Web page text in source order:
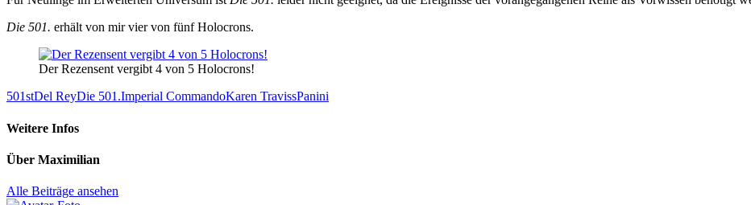
Die 501. erhält von mir vier von fünf Holocrons.
Der Rezensent vergibt 4 von 5 Holocrons!
501stDel ReyDie 501.Imperial CommandoKaren TravissPanini
Weitere Infos
Über Maximilian
Alle Beiträge ansehen